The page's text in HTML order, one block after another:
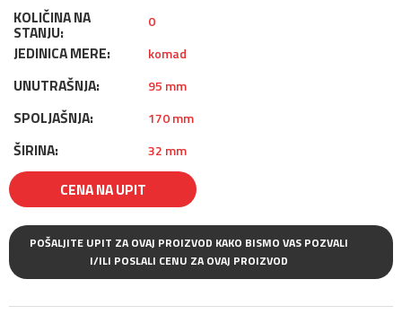
KOLIČINA NA
STANJU:
0
JEDINICA MERE: komad
UNUTRAŠNJA: 95 mm
SPOLJAŠNJA: 170 mm
ŠIRINA: 32 mm
CENA NA UPIT
POŠALJITE UPIT ZA OVAJ PROIZVOD KAKO BISMO VAS POZVALI
I/ILI POSLALI CENU ZA OVAJ PROIZVOD